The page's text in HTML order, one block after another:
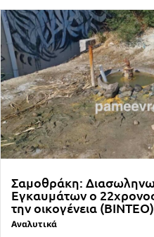
Σαμοθράκη:
Εγκαυμάτων ο
την οικογένεια (ΒΙΝΤΕΟ)
Αναλυτικά